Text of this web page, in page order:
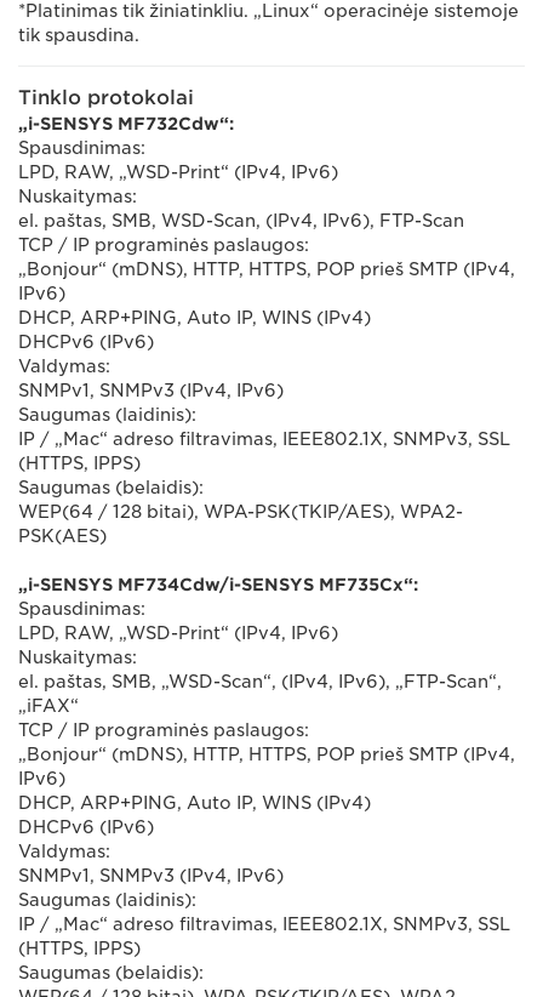
*Platinimas tik žiniatinkliu. „Linux“ operacinėje sistemoje
tik spausdina.
Tinklo protokolai
„i-SENSYS MF732Cdw“:
Spausdinimas:
LPD, RAW, „WSD-Print“ (IPv4, IPv6)
Nuskaitymas:
el. paštas, SMB, WSD-Scan, (IPv4, IPv6), FTP-Scan
TCP / IP programinės paslaugos:
„Bonjour“ (mDNS), HTTP, HTTPS, POP prieš SMTP (IPv4,
IPv6)
DHCP, ARP+PING, Auto IP, WINS (IPv4)
DHCPv6 (IPv6)
Valdymas:
SNMPv1, SNMPv3 (IPv4, IPv6)
Saugumas (laidinis):
IP / „Mac“ adreso filtravimas, IEEE802.1X, SNMPv3, SSL
(HTTPS, IPPS)
Saugumas (belaidis):
WEP(64 / 128 bitai), WPA-PSK(TKIP/AES), WPA2-
PSK(AES)
„i-SENSYS MF734Cdw/i-SENSYS MF735Cx“:
Spausdinimas:
LPD, RAW, „WSD-Print“ (IPv4, IPv6)
Nuskaitymas:
el. paštas, SMB, „WSD-Scan“, (IPv4, IPv6), „FTP-Scan“,
„iFAX“
TCP / IP programinės paslaugos:
„Bonjour“ (mDNS), HTTP, HTTPS, POP prieš SMTP (IPv4,
IPv6)
DHCP, ARP+PING, Auto IP, WINS (IPv4)
DHCPv6 (IPv6)
Valdymas:
SNMPv1, SNMPv3 (IPv4, IPv6)
Saugumas (laidinis):
IP / „Mac“ adreso filtravimas, IEEE802.1X, SNMPv3, SSL
(HTTPS, IPPS)
Saugumas (belaidis):